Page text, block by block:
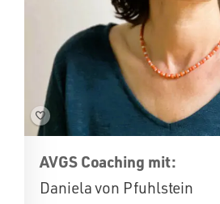
AVGS Coaching mit:
Daniela von Pfuhlstein